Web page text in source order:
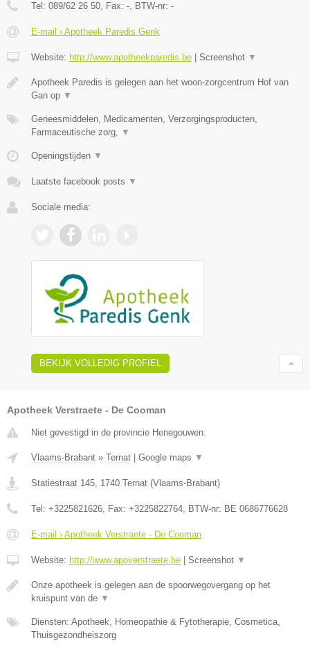
Tel: 089/62 26 50, Fax: -, BTW-nr: -
E-mail › Apotheek Paredis Genk
Website: http://www.apotheekparedis.be Screenshot ▼
Apotheek Paredis is gelegen aan het woon-zorgcentrum Hof van
Gan op ▼
Geneesmiddelen, Medicamenten, Verzorgingsproducten,
Farmaceutische zorg, ▼
Openingstijden ▼
Laatste facebook posts ▼
Sociale media:
BEKIJK VOLLEDIG PROFIEL
Apotheek Verstraete - De Cooman
Niet gevestigd in de provincie Henegouwen.
Vlaams-Brabant » Ternat Google maps ▼
Statiestraat 145, 1740 Ternat (Vlaams-Brabant)
Tel: +3225821626, Fax: +3225822764, BTW-nr: BE 0686776628
E-mail › Apotheek Verstraete - De Cooman
Website: http://www.apoverstraete.be Screenshot ▼
Onze apotheek is gelegen aan de spoorwegovergang op het
kruispunt van de ▼
Diensten: Apotheek, Homeopathie & Fytotherapie, Cosmetica,
Thuisgezondheiszorg